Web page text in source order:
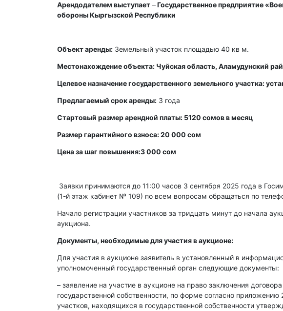
Арендодателем выступает –Государственное предприятие
обороны Кыргызской Республики
Объект аренды: Земельный участок площадью 40 кв м.
Местонахождение объекта: Чуйская область, Аламудунский
Целевое назначение государственного земельного участка:
Предлагаемый срок аренды: 3 года
Стартовый размер арендной платы: 5120 сомов в месяц
Размер гарантийного взноса: 20 000 сом
Цена за шаг повышения:3 000 сом
Заявки принимаются до 11:00 часов 3 сентября 2025 года в
(1-й этаж кабинет № 109) по всем вопросам обращаться по
Начало регистрации участников за тридцать минут до начала
аукциона.
Документы, необходимые для участия в аукционе:
Для участия в аукционе заявитель в установленный в
уполномоченный государственный орган следующие документы:
– заявление на участие в аукционе на право заключения
государственной собственности, по форме согласно
участков, находящихся в государственной собственности